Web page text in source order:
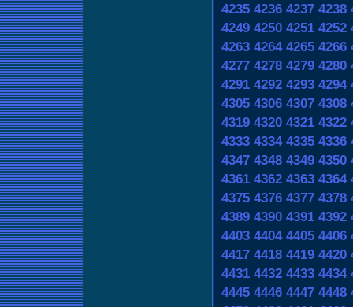
4235 4236 4237 4238
4249 4250 4251 4252
4263 4264 4265 4266
4277 4278 4279 4280
4291 4292 4293 4294
4305 4306 4307 4308
4319 4320 4321 4322
4333 4334 4335 4336
4347 4348 4349 4350
4361 4362 4363 4364
4375 4376 4377 4378
4389 4390 4391 4392
4403 4404 4405 4406
4417 4418 4419 4420
4431 4432 4433 4434
4445 4446 4447 4448